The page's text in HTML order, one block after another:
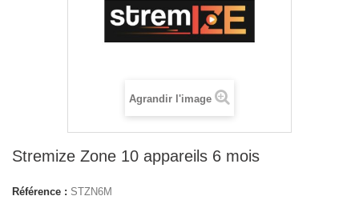
Agrandir l'image
Stremize Zone 10 appareils 6 mois
Référence : STZN6M